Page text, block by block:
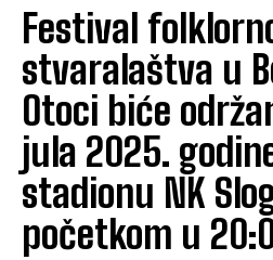
Festival
stvaralaštva u
Otoci biće
jula 2025.
stadionu NK
početkom u